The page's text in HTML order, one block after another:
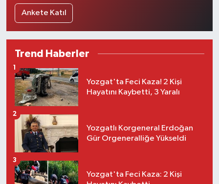
Ankete Katıl
Trend Haberler
Yozgat'ta Feci Kaza! 2 Kişi
Hayatını Kaybetti, 3 Yaralı
1
Yozgatlı Korgeneral Erdoğan
Gür Orgeneralliğe Yükseldi
2
Yozgat'ta Feci Kaza: 2 Kişi
3